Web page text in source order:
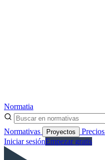
Normatia
Normativas Proyectos Precios
Iniciar sesiónEmpezar gratis